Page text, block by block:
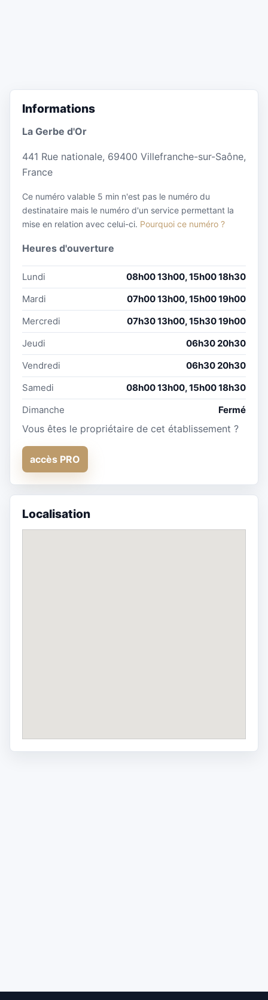
Informations
La Gerbe d'Or
441 Rue nationale, 69400 Villefranche-sur-Saône,
France
Ce numéro valable 5 min n'est pas le numéro du
destinataire mais le numéro d'un service permettant la
mise en relation avec celui-ci. Pourquoi ce numéro ?
Heures d'ouverture
Lundi
08h00 13h00, 15h00 18h30
Mardi
07h00 13h00, 15h00 19h00
Mercredi
07h30 13h00, 15h30 19h00
Jeudi
06h30 20h30
Vendredi
06h30 20h30
Samedi
08h00 13h00, 15h00 18h30
Dimanche
Fermé
Vous êtes le propriétaire de cet établissement ?
accès PRO
Localisation